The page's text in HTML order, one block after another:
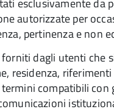
esclusivamente da
autorizzate per
pertinenza e non
dagli utenti che
residenza,
compatibili con